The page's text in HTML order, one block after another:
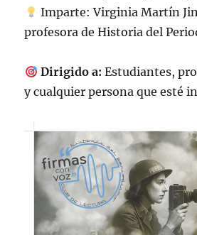
Imparte: Virginia Martín
profesora de Historia del
Dirigido a: Estudiantes,
y cualquier persona que esté